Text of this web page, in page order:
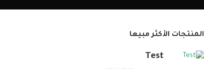
المنتجات الأكثر مبيعا
Test